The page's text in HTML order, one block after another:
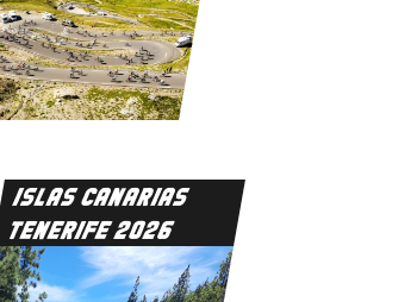
ISLAS CANARIAS
TENERIFE 2026